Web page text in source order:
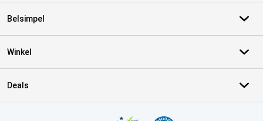
Belsimpel
Winkel
Deals